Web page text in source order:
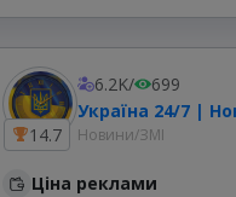
14.7
6.2K/
699
Новини/ЗМІ
Ціна реклами